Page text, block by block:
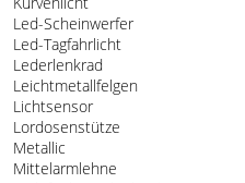
Led-Scheinwerfer
Led-Tagfahrlicht
Lederlenkrad
Leichtmetallfelgen
Lichtsensor
Lordosenstütze
Metallic
Mittelarmlehne